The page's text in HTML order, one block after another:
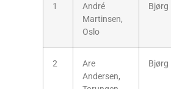
1
André
Martinsen,
Oslo
Bjørg
2
Are
Andersen,
Bjørg